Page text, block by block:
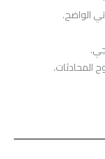
الواضح.
المحادثات.